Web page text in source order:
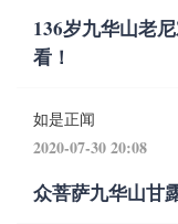
136岁九华山老
看！
如是正闻
2020-07-30 20:08
众菩萨九华山甘